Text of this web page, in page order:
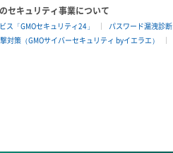
セキュリティ事業について
「GMOセキュリティ24」 パスワード漏洩診断
対策（GMOサイバーセキュリティ byイエラエ）